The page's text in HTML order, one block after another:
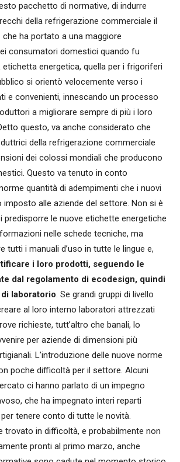
pacchetto di normative, di indurre
della refrigerazione commerciale il
ha portato a una maggiore
consumatori domestici quando fu
energetica, quella per i frigoriferi
si orientò velocemente verso i
e convenienti, innescando un processo
a migliorare sempre di più i loro
questo, va anche considerato che
della refrigerazione commerciale
dei colossi mondiali che producono
Questo va tenuto in conto
quantità di adempimenti che i nuovi
imposto alle aziende del settore. Non si è
le nuove etichette energetiche
nelle schede tecniche, ma
tutti i manuali d’uso in tutte le lingue e,
i loro prodotti, seguendo le
dal regolamento di ecodesign, quindi
laboratorio. Se grandi gruppi di livello
al loro interno laboratori attrezzati
richieste, tutt’altro che banali, lo
per aziende di dimensioni più
L’introduzione delle nuove norme
poche difficoltà per il settore. Alcuni
ci hanno parlato di un impegno
che ha impegnato interi reparti
tenere conto di tutte le novità.
trovato in difficoltà, e probabilmente non
pronti al primo marzo, anche